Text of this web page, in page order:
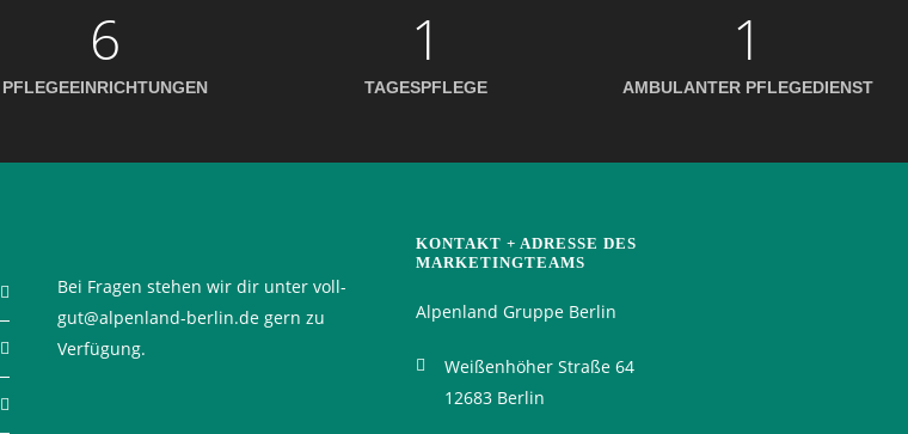
6
PFLEGEEINRICHTUNGEN
1
TAGESPFLEGE
1
AMBULANTER PFLEGEDIENST
Bei Fragen stehen wir dir unter voll-
gut@alpenland-berlin.de gern zu
Verfügung.
KONTAKT + ADRESSE DES
MARKETINGTEAMS
Alpenland Gruppe Berlin
Weißenhöher Straße 64
12683 Berlin